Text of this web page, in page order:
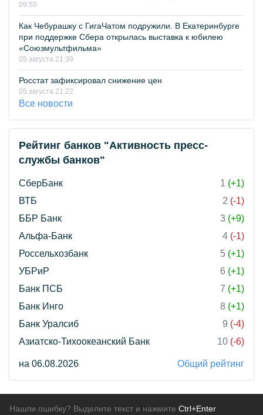
09:50
Как Чебурашку с ГигаЧатом подружили. В Екатеринбурге
при поддержке Сбера открылась выставка к юбилею
«Союзмультфильма»
05 августа 21:39
Росстат зафиксировал снижение цен
05 августа 21:22
Все новости
Рейтинг банков "Активность пресс-
службы банков"
СберБанк 1 (+1)
ВТБ
2 (-1)
ББР Банк
3 (+9)
Альфа-Банк
4 (-1)
Россельхозбанк
5 (+1)
УБРиР
6 (+1)
Банк ПСБ
7 (+1)
Банк Инго
8 (+1)
Банк Уралсиб
9 (-4)
Азиатско-Тихоокеанский Банк
10 (-6)
на 06.08.2026 Общий рейтинг
Нашли ошибку? Выделите текст и нажмите Ctrl+Enter